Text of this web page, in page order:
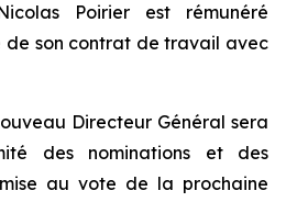
Poirier est rémunéré
de son contrat de travail avec
Directeur Général sera
des nominations et des
au vote de la prochaine